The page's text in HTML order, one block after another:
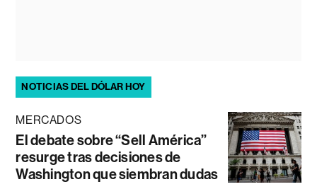
NOTICIAS DEL DÓLAR HOY
MERCADOS
El debate sobre “Sell América”
resurge tras decisiones de
Washington que siembran dudas